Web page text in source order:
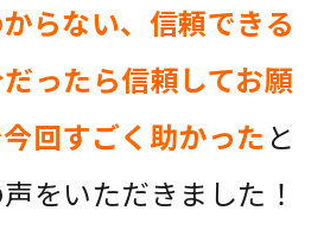
らない、信頼できる
ったら信頼してお願
回すごく助かった と
をいただきました！